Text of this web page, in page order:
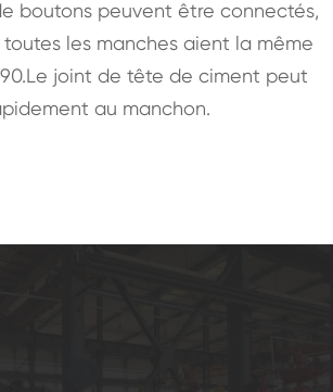
boutons peuvent être connectés,
les manches aient la même
joint de tête de ciment peut
au manchon.